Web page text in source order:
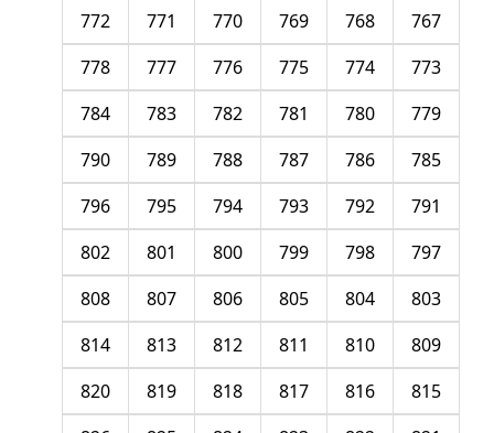
767
768
769
770
771
772
773
774
775
776
777
778
779
780
781
782
783
784
785
786
787
788
789
790
791
792
793
794
795
796
797
798
799
800
801
802
803
804
805
806
807
808
809
810
811
812
813
814
815
816
817
818
819
820